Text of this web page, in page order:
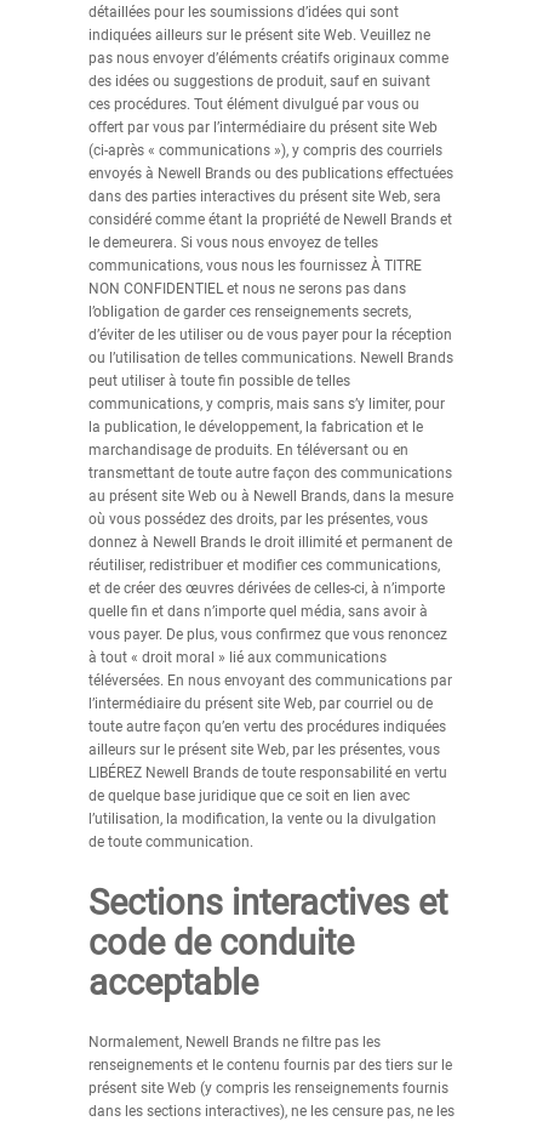
détaillées pour les soumissions d’idées qui sont
indiquées ailleurs sur le présent site Web. Veuillez ne
pas nous envoyer d’éléments créatifs originaux comme
des idées ou suggestions de produit, sauf en suivant
ces procédures. Tout élément divulgué par vous ou
offert par vous par l’intermédiaire du présent site Web
(ci-après « communications »), y compris des courriels
envoyés à Newell Brands ou des publications effectuées
dans des parties interactives du présent site Web, sera
considéré comme étant la propriété de Newell Brands et
le demeurera. Si vous nous envoyez de telles
communications, vous nous les fournissez À TITRE
NON CONFIDENTIEL et nous ne serons pas dans
l’obligation de garder ces renseignements secrets,
d’éviter de les utiliser ou de vous payer pour la réception
ou l’utilisation de telles communications. Newell Brands
peut utiliser à toute fin possible de telles
communications, y compris, mais sans s’y limiter, pour
la publication, le développement, la fabrication et le
marchandisage de produits. En téléversant ou en
transmettant de toute autre façon des communications
au présent site Web ou à Newell Brands, dans la mesure
où vous possédez des droits, par les présentes, vous
donnez à Newell Brands le droit illimité et permanent de
réutiliser, redistribuer et modifier ces communications,
et de créer des œuvres dérivées de celles-ci, à n’importe
quelle fin et dans n’importe quel média, sans avoir à
vous payer. De plus, vous confirmez que vous renoncez
à tout « droit moral » lié aux communications
téléversées. En nous envoyant des communications par
l’intermédiaire du présent site Web, par courriel ou de
toute autre façon qu’en vertu des procédures indiquées
ailleurs sur le présent site Web, par les présentes, vous
LIBÉREZ Newell Brands de toute responsabilité en vertu
de quelque base juridique que ce soit en lien avec
l’utilisation, la modification, la vente ou la divulgation
de toute communication.
Sections interactives et
code de conduite
acceptable
Normalement, Newell Brands ne filtre pas les
renseignements et le contenu fournis par des tiers sur le
présent site Web (y compris les renseignements fournis
dans les sections interactives), ne les censure pas, ne les